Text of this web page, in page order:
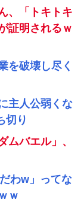
、「トキトキ
証明されるｗ
を破壊し尽く
主人公弱くな
切り
ムバエル」、
わw」ってな
ｗ